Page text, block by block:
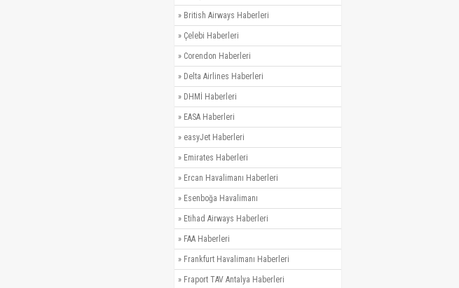
» British Airways Haberleri
» Çelebi Haberleri
» Corendon Haberleri
» Delta Airlines Haberleri
» DHMİ Haberleri
» EASA Haberleri
» easyJet Haberleri
» Emirates Haberleri
» Ercan Havalimanı Haberleri
» Esenboğa Havalimanı
» Etihad Airways Haberleri
» FAA Haberleri
» Frankfurt Havalimanı Haberleri
» Fraport TAV Antalya Haberleri